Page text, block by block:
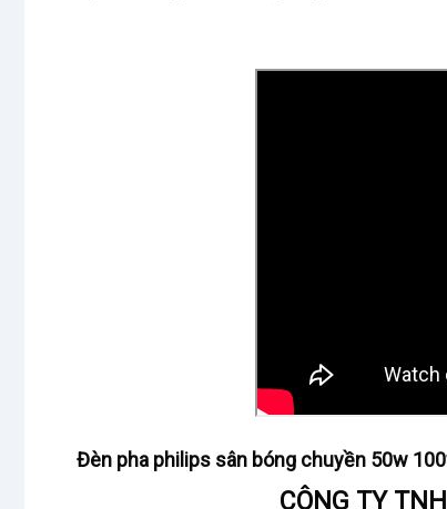
Đèn pha philips sân bóng chuyền 50w
CÔNG TY